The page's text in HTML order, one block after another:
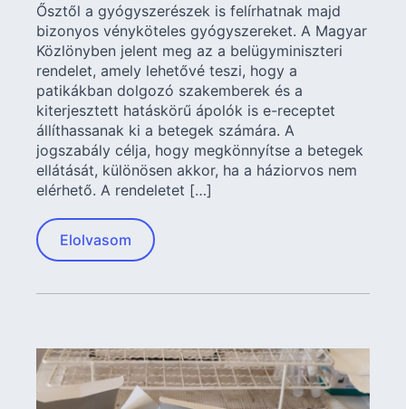
Ősztől a gyógyszerészek is felírhatnak majd
bizonyos vényköteles gyógyszereket. A Magyar
Közlönyben jelent meg az a belügyminiszteri
rendelet, amely lehetővé teszi, hogy a
patikákban dolgozó szakemberek és a
kiterjesztett hatáskörű ápolók is e-receptet
állíthassanak ki a betegek számára. A
jogszabály célja, hogy megkönnyítse a betegek
ellátását, különösen akkor, ha a háziorvos nem
elérhető. A rendeletet […]
Elolvasom